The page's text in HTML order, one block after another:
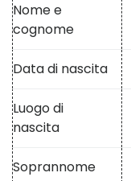
Nome e
cognome
Data di nascita
Luogo di
nascita
Soprannome